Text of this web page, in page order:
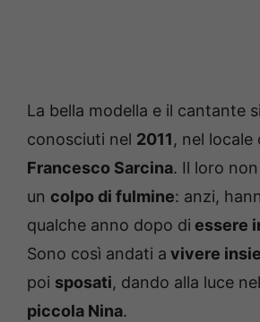
La bella modella e il cantante
conosciuti nel 2011, nel
Francesco Sarcina. Il loro
un colpo di fulmine: anzi,
qualche anno dopo di essere
Sono così andati a vivere
poi sposati, dando alla luce
piccola Nina.